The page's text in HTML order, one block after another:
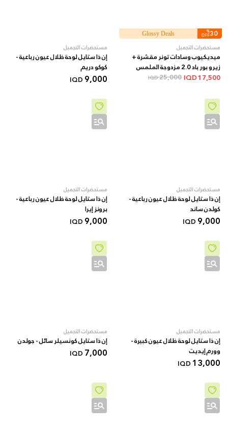
30
%
OFF
Glossy Deals
مستحضرات التجميل
ميديكيوب وسادات تونر مقشرة +
زيرو بور باد 2.0 مزدوجة الملمس
بأحماض AHA/BHA + 70 قطعة
17,500
25,000
IQD
مستحضرات التجميل
إن ذا ستايل لوحة ظلال عيون رباعية -
کوکو دریم
9,000
IQD
مستحضرات التجميل
إن ذا ستايل لوحة ظلال عيون رباعية -
کولدن ساند
9,000
IQD
مستحضرات التجميل
إن ذا ستايل لوحة ظلال عيون رباعية -
برونز إيرا
9,000
IQD
مستحضرات التجميل
إن ذا ستايل لوحة ظلال عيون كبيرة -
وورم إيديت
13,000
IQD
مستحضرات التجميل
إن ذا ستايل كونسيلر سائل - جولدن
7,000
IQD